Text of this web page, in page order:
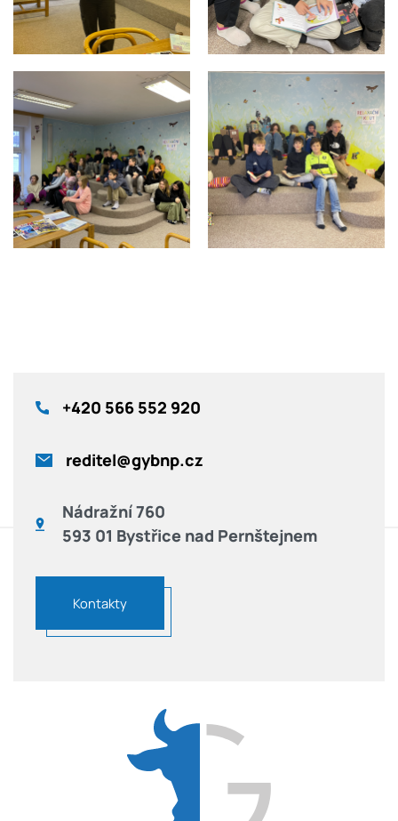
+420 566 552 920
reditel@gybnp.cz
Nádražní 760
593 01 Bystřice nad Pernštejnem
Kontakty